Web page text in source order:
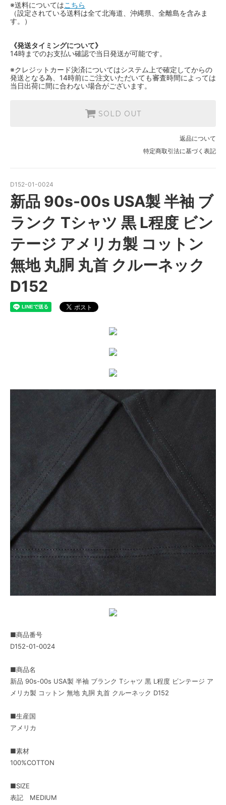
※送料についてはこちら
（設定されている送料は全て北海道、沖縄県、全離島を含みま
す。）
《発送タイミングについて》
14時までのお支払い確認で当日発送が可能です。
※クレジットカード決済についてはシステム上で確定してからの
発送となる為、14時前にご注文いただいても審査時間によっては
当日出荷に間に合わない場合がございます。
SOLD OUT
返品について
特定商取引法に基づく表記
D152-01-0024
新品 90s-00s USA製 半袖 ブ
ランク Tシャツ 黒 L程度 ビン
テージ アメリカ製 コットン
無地 丸胴 丸首 クルーネック
D152
■商品番号
D152-01-0024
■商品名
新品 90s-00s USA製 半袖 ブランク Tシャツ 黒 L程度 ビンテージ ア
メリカ製 コットン 無地 丸胴 丸首 クルーネック D152
■生産国
アメリカ
■素材
100%COTTON
■SIZE
表記 MEDIUM